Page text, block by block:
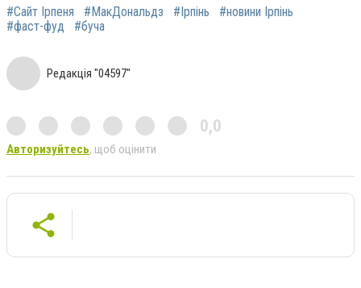
#Сайт Ірпеня #МакДональдз #Ірпінь
#новини Ірпінь
#фаст-фуд
#буча
Редакція "04597"
0,0
Авторизуйтесь, щоб оцінити